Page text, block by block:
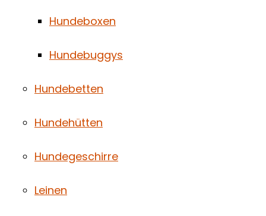
Hundeboxen
Hundebuggys
Hundebetten
Hundehütten
Hundegeschirre
Leinen